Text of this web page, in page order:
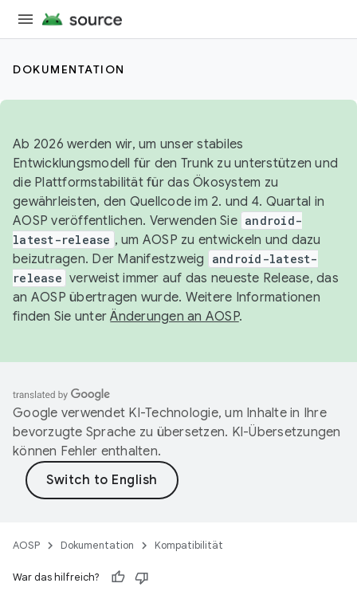
DOKUMENTATION
Ab 2026 werden wir, um unser stabiles
Entwicklungsmodell für den Trunk zu unterstützen und
die Plattformstabilität für das Ökosystem zu
gewährleisten, den Quellcode im 2. und 4. Quartal in
AOSP veröffentlichen. Verwenden Sie android-
latest-release , um AOSP zu entwickeln und dazu
beizutragen. Der Manifestzweig
android-latest-
release verweist immer auf das neueste Release, das
an AOSP übertragen wurde. Weitere Informationen
finden Sie unterÄnderungen an AOSP.
Google verwendet KI-Technologie, um Inhalte in Ihre
bevorzugte Sprache zu übersetzen. KI-Übersetzungen
können Fehler enthalten.
AOSP Dokumentation Kompatibilität
War das hilfreich?